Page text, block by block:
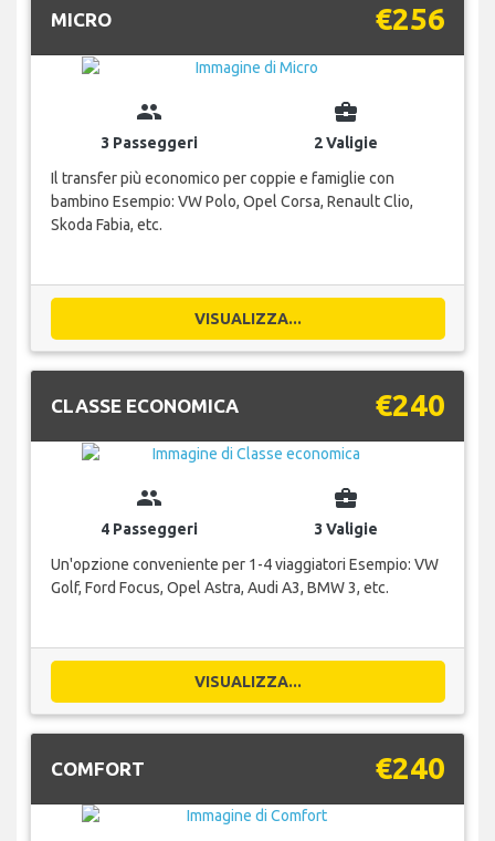
MICRO €256
group
3 Passeggeri
business_center
2 Valigie
Il transfer più economico per coppie e famiglie con
bambino Esempio: VW Polo, Opel Corsa, Renault Clio,
Skoda Fabia, etc.
VISUALIZZA...
CLASSE ECONOMICA €240
group
4 Passeggeri
business_center
3 Valigie
Un'opzione conveniente per 1-4 viaggiatori Esempio: VW
Golf, Ford Focus, Opel Astra, Audi A3, BMW 3, etc.
VISUALIZZA...
COMFORT €240